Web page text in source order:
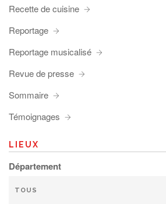
Recette de cuisine
Reportage
Reportage musicalisé
Revue de presse
Sommaire
Témoignages
LIEUX
Département